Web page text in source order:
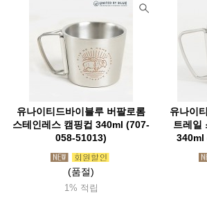
피엘라벤
핏불 플레스테일(Flextail) 하바행크
하이드오프 하이퍼옵스 하이핵
허킨스
헬리콘텍스 힐레베르그
유나이티드바이블루 버팔로롬
스테인레스 캠핑컵 340ml (707-
058-51013)
(품절)
1% 적립
유나이
트레일
340ml